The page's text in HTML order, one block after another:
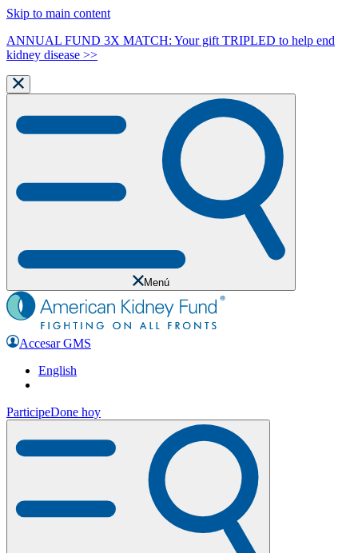
Skip to main content
ANNUAL FUND 3X MATCH: Your gift TRIPLED to help end
kidney disease >>
Menú
Accesar GMS
English
ParticipeDone hoy